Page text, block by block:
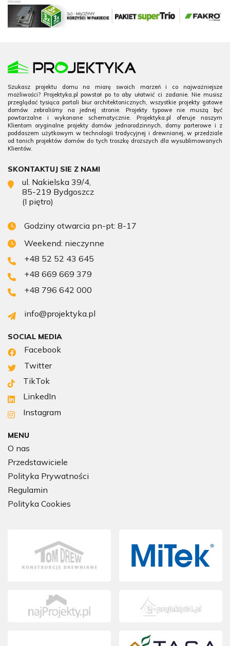
Szukasz projektu domu na miarę swoich marzeń i co najważniejsze
możliwości? Projektyka.pl powstał po to aby ułatwić ci zadanie. Nie musisz
przeglądać tysiąca portali biur architektonicznych, wszystkie projekty gotowe
domów zebraliśmy na jednej stronie. Projekty typowe nie muszą być
powtarzalne i wykonane schematycznie. Projektyka.pl oferuje naszym
Klientom oryginalne projekty domów jednorodzinnych, domy parterowe i z
poddaszem użytkowym w technologii tradycyjnej i drewnianej, w przedziale
od tanich projektów domów do tych troszkę droższych dla wysublimowanych
Klientów.
SKONTAKTUJ SIE Z NAMI
ul. Nakielska 39/4,
85-219 Bydgoszcz
(I piętro)
Godziny otwarcia pn-pt: 8-17
Weekend: nieczynne
+48 52 52 43 645
+48 669 669 379
+48 796 642 000
info@projektyka.pl
SOCIAL MEDIA
Facebook
Twitter
TikTok
LinkedIn
Instagram
MENU
O nas
Przedstawiciele
Polityka Prywatności
Regulamin
Polityka Cookies